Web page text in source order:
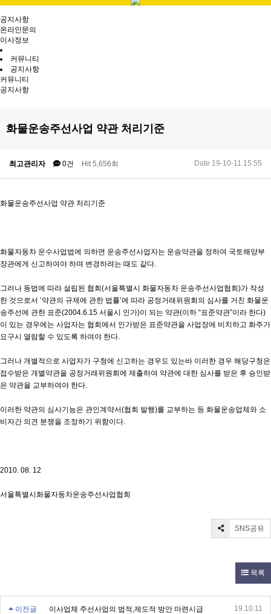
공지사항
온라인문의
이사정보
커뮤니티
공지사항
커뮤니티
공지사항
화물운송주선사업 약관 처리기준
최고관리자 0건 Hit 5,656회 Date 19-10-11 15:55
화물운송주선사업 약관 처리기준
화물자동차 운수사업법에 의하면 운송주선사업자는 운송약관을 정하여 국토해양부
장관에게 신고하여야 하며 변경하려는 때도 같다.
그러나 동법에 따라 설립된 협회(서울특별시 화물자동차 운송주선사업협회)가 작성
한 것으로서 ‘약관의 규제에 관한 법률’에 따라 공정거래위원회의 심사를 거친 화물운
송주선에 관한 표준(2004.6.15 서울시 인가)이 되는 약관(이하 “표준약관”이라 한다)
이 있는 경우에는 사업자는 협회에서 인가받은 표준약관을 사업장에 비치하고 화주가
요구시 열람할 수 있도록 하여야 한다.
그러나 개별적으로 사업자가 구청에 신고하는 경우도 있는바 이러한 경우 해당구청은
접수받은 개별약관을 공정거래위원회에 제출하여 약관에 대한 심사를 받은 후 승인받
은 약관을 교부하여야 한다.
이러한 약관의 심사기능은 관인계약서(협회 발행)를 교부하는 등 화물운송업체와 소
비자간 의견 분쟁을 조정하기 위함이다.
2010. 08. 12
서울특별시화물자동차운송주선사업협회
SNS공유
목록
이전글 이사업체 주선사업의 법적,제도적 방안 마련시급 19.10.11